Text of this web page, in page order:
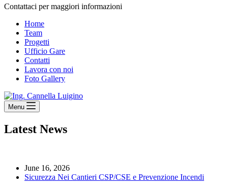
Contattaci per maggiori informazioni
Home
Team
Progetti
Ufficio Gare
Contatti
Lavora con noi
Foto Gallery
Menu
Latest News
June 16, 2026
Sicurezza Nei Cantieri CSP/CSE e Prevenzione Incendi